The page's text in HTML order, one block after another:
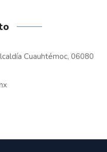
Cuauhtémoc, 06080